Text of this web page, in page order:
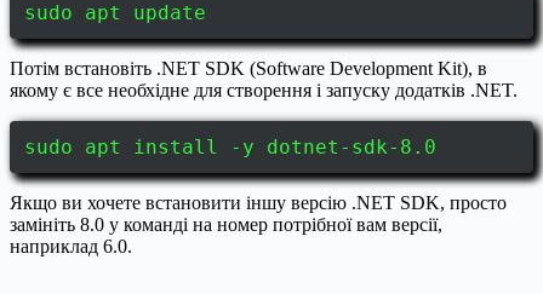
sudo apt update
Потім встановіть .NET SDK (Software Development Kit), в
якому є все необхідне для створення і запуску додатків .NET.
sudo apt install -y dotnet-sdk-8.0
Якщо ви хочете встановити іншу версію .NET SDK, просто
замініть 8.0 у команді на номер потрібної вам версії,
наприклад 6.0.